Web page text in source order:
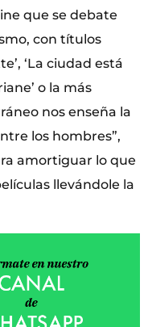
que se debate
con títulos
‘La ciudad está
o la más
nos enseña la
los hombres”,
amortiguar lo que
llevándole la